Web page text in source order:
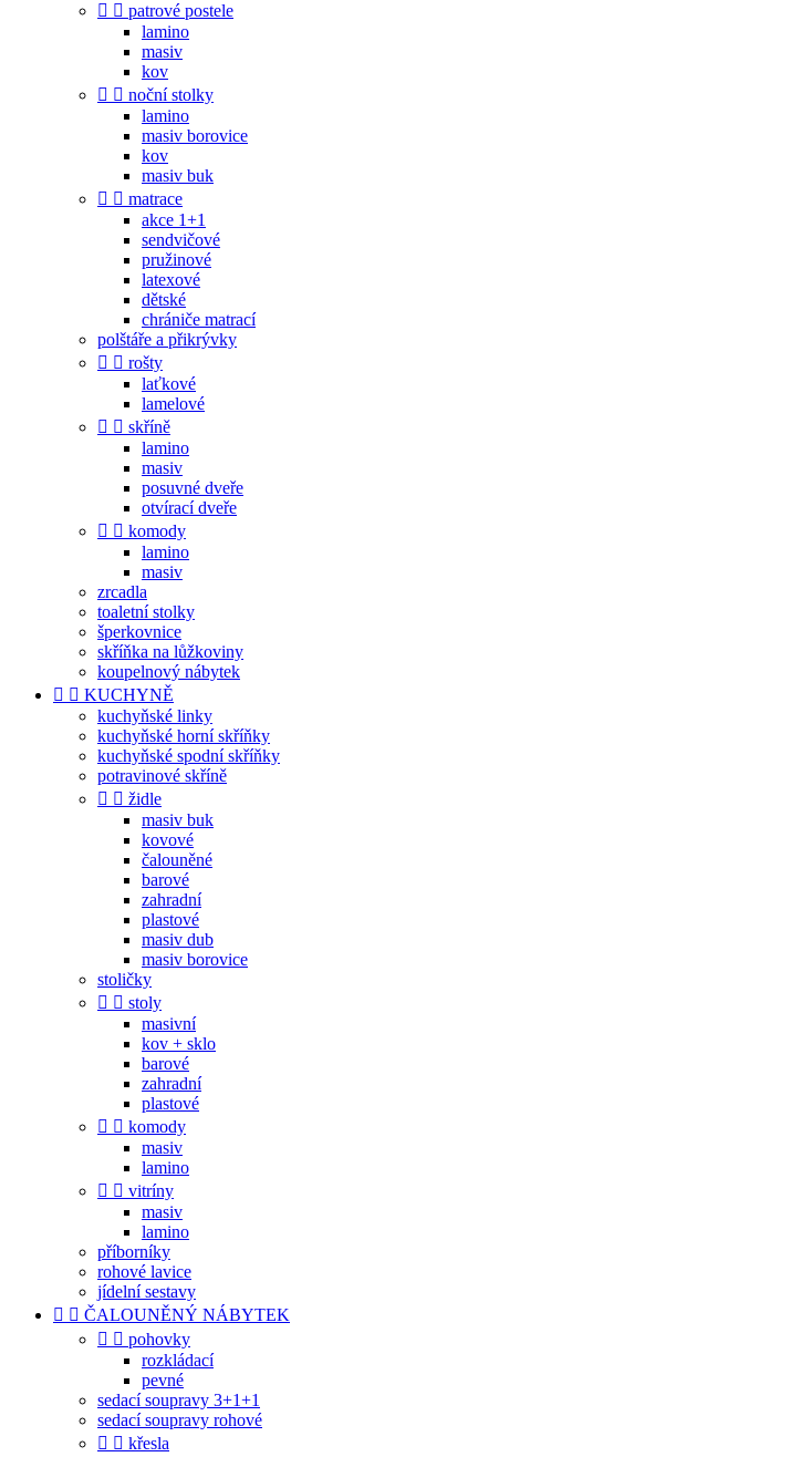
  patrové postele
lamino
masiv
kov
  noční stolky
lamino
masiv borovice
kov
masiv buk
  matrace
akce 1+1
sendvičové
pružinové
latexové
dětské
chrániče matrací
polštáře a přikrývky
  rošty
laťkové
lamelové
  skříně
lamino
masiv
posuvné dveře
otvírací dveře
  komody
lamino
masiv
zrcadla
toaletní stolky
šperkovnice
skříňka na lůžkoviny
koupelnový nábytek
  KUCHYNĚ
kuchyňské linky
kuchyňské horní skříňky
kuchyňské spodní skříňky
potravinové skříně
  židle
masiv buk
kovové
čalouněné
barové
zahradní
plastové
masiv dub
masiv borovice
stoličky
  stoly
masivní
kov + sklo
barové
zahradní
plastové
  komody
masiv
lamino
  vitríny
masiv
lamino
příborníky
rohové lavice
jídelní sestavy
  ČALOUNĚNÝ NÁBYTEK
  pohovky
rozkládací
pevné
sedací soupravy 3+1+1
sedací soupravy rohové
  křesla